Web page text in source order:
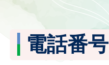
電話番号